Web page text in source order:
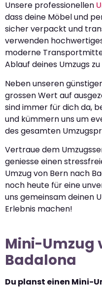
Unsere professionellen
dass deine Möbel und
sicher verpackt und
verwenden
moderne
Ablauf deines Umzugs
Neben unseren
grossen Wert auf
sind immer für dich da,
und kümmern uns um
des gesamten
Vertraue dem
geniesse einen
Umzug von Bern nach
noch heute für eine
uns gemeinsam deinen
Erlebnis machen!
Mini-Umzug
Badalona
Du planst einen Mini-